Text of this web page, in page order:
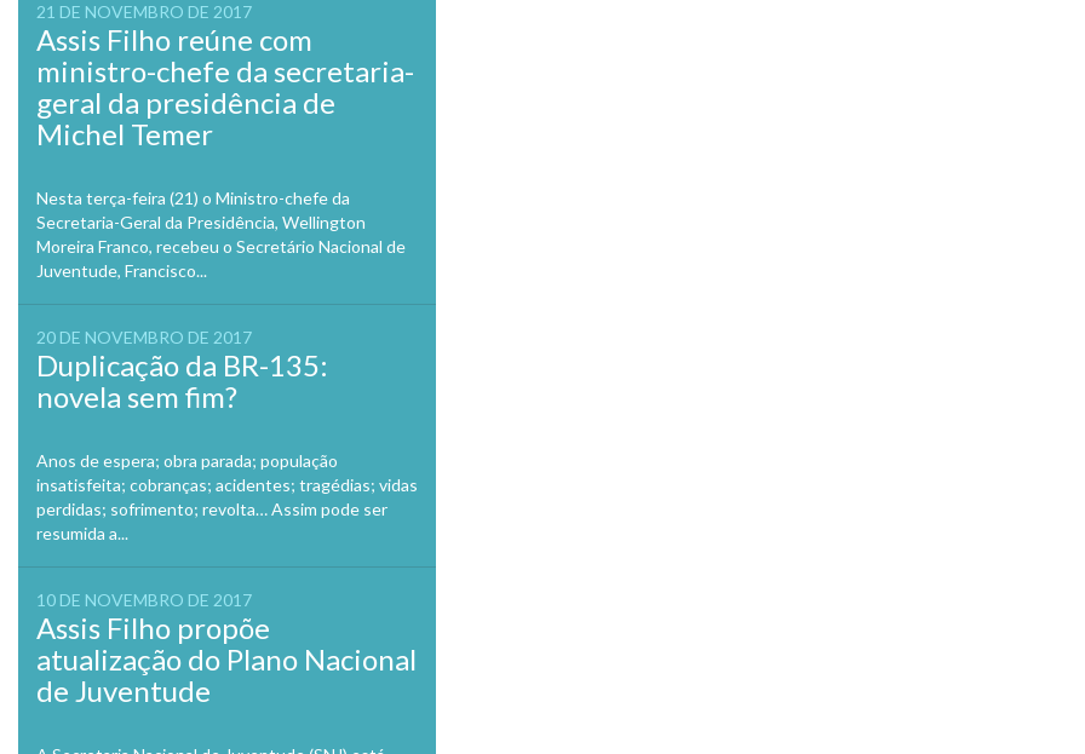
21 DE NOVEMBRO DE 2017
Assis Filho reúne com
ministro-chefe da secretaria-
geral da presidência de
Michel Temer
Nesta terça-feira (21) o Ministro-chefe da
Secretaria-Geral da Presidência, Wellington
Moreira Franco, recebeu o Secretário Nacional de
Juventude, Francisco...
20 DE NOVEMBRO DE 2017
Duplicação da BR-135:
novela sem fim?
Anos de espera; obra parada; população
insatisfeita; cobranças; acidentes; tragédias; vidas
perdidas; sofrimento; revolta… Assim pode ser
resumida a...
10 DE NOVEMBRO DE 2017
Assis Filho propõe
atualização do Plano Nacional
de Juventude